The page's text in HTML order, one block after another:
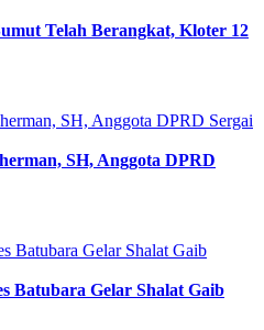
Telah Berangkat, Kloter 12
SH, Anggota DPRD
Batubara Gelar Shalat Gaib